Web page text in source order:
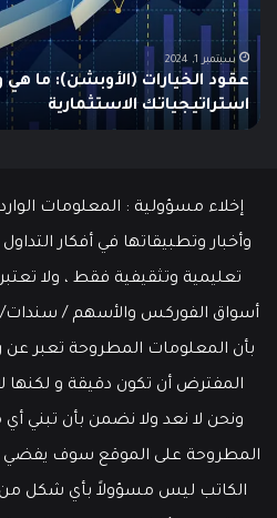
دليلك
الشامل
للمبتدئين
يونيو 10, 2025
ما هو الـ Swing Trading؟ دليلك الشامل للمبتدئين
إخلاء مسؤولية : المعلومات
وأخبار وتطبيقاتها في أفكار
تعليمية وتثقيفية فقط ، ولا
أسواق الفوركس والأسهم / سندات/
بأن المعلومات المطروحة تعبر
المفترض أن تكون دقيقة و لكنها
ونحن لا نعد ولا نضمن بأن تبني أي
المطروحة على الموقع سوف يفضي
الكاتب ليس مسؤولاً بأي شكل من